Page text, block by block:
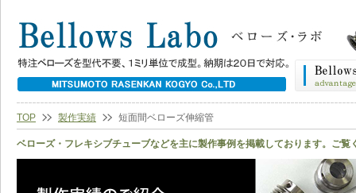
TOP 製作実績 短面間ベローズ伸縮管
ベローズ・フレキシブチューブなどを主に製作事例を掲載しております。ご覧